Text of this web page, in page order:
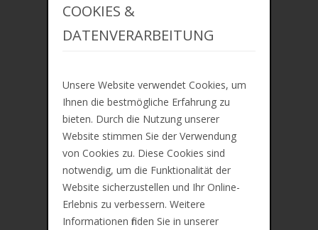
COOKIES &
DATENVERARBEITUNG
Unsere Website verwendet Cookies, um
Ihnen die bestmögliche Erfahrung zu
bieten. Durch die Nutzung unserer
Website stimmen Sie der Verwendung
von Cookies zu. Diese Cookies sind
notwendig, um die Funktionalität der
Website sicherzustellen und Ihr Online-
Erlebnis zu verbessern. Weitere
Informationen finden Sie in unserer
IN DEN WARENKORB
€7,54